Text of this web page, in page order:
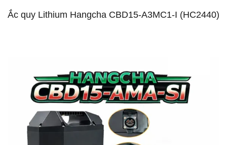
Ắc quy Lithium Hangcha CBD15-A3MC1-I (HC2440)